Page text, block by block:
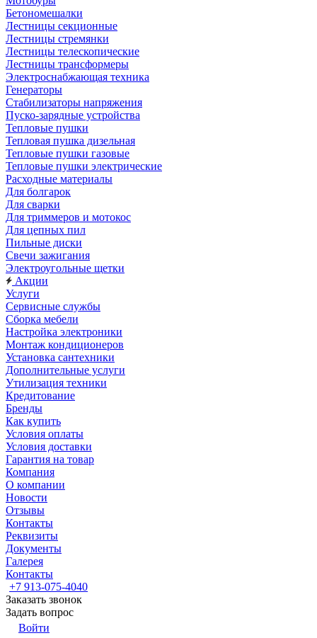
Бетономешалки
Лестницы секционные
Лестницы стремянки
Лестницы телескопические
Лестницы трансформеры
Электроснабжающая техника
Генераторы
Стабилизаторы напряжения
Пуско-зарядные устройства
Тепловые пушки
Тепловая пушка дизельная
Тепловые пушки газовые
Тепловые пушки электрические
Расходные материалы
Для болгарок
Для сварки
Для триммеров и мотокос
Для цепных пил
Пильные диски
Свечи зажигания
Электроугольные щетки
Акции
Услуги
Сервисные службы
Сборка мебели
Настройка электроники
Монтаж кондиционеров
Установка сантехники
Дополнительные услуги
Утилизация техники
Кредитование
Бренды
Как купить
Условия оплаты
Условия доставки
Гарантия на товар
Компания
О компании
Новости
Отзывы
Контакты
Реквизиты
Документы
Галерея
Контакты
+7 913-075-4040
Заказать звонок
Задать вопрос
Войти